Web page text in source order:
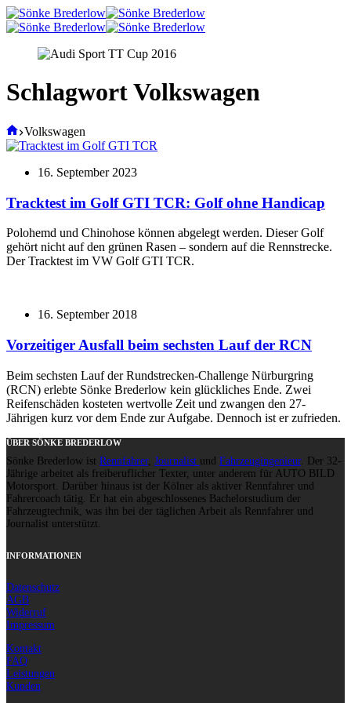
Zum
Inhalt
SchlagwortVolkswagen
Start
Volkswagen
16. September 2023
Tracktest im Golf GTI TCR: Golf ohne Handicap
Polohemd und Chinohose können abgelegt werden. Dieser Golf
gehört nicht auf den grünen Rasen – sondern auf die Rennstrecke.
Der Tracktest im VW Golf GTI TCR.
16. September 2018
Vorzeitiger Ausfall beim sechsten Lauf der RCN
Beim sechsten Lauf der Rundstrecken-Challenge Nürburgring
(RCN) erlebte Sönke Brederlow kein glückliches Ende. Zwei
Reifenschäden kosteten wertvolle Zeit und zwangen den 27-
Jährigen kurz vor dem Ende zur Aufgabe. Dennoch ist er zufrieden.
ÜBER SÖNKE BREDERLOW
Sönke Brederlow ist Rennfahrer, Journalist und Fahrzeugingenieur. Der 32-
Jährige arbeitet als freiberuflicher Texter, unter anderem für AUTO BILD
Motorsport. Darüber hinaus ist der Kölner als aktiver Rennfahrer und
Fahrercoach tätig. Er hat ein abgeschlossenes Bachelorstudium der
Fahrzeugtechnik, was ihn bei der täglichen Arbeit als Rennfahrer und
Journalist unterstützt.
INFORMATIONEN
Datenschutz
AGB
Widerruf
Impressum
Kontakt
FAQ
Leistungen
Kunden